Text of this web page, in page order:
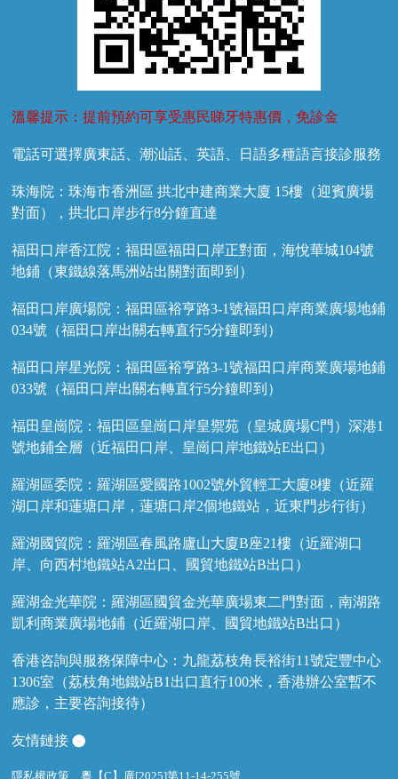
溫馨提示：提前預約可享受惠民睇牙特惠價，免診金
電話可選擇廣東話、潮汕話、英語、日語多種語言接診服務
珠海院：珠海市香洲區 拱北中建商業大廈 15樓（迎賓廣場
對面），拱北口岸步行8分鐘直達
福田口岸香江院：福田區福田口岸正對面，海悅華城104號
地鋪（東鐵線落馬洲站出關對面即到）
福田口岸廣場院：福田區裕亨路3-1號福田口岸商業廣場地鋪
034號（福田口岸出關右轉直行5分鐘即到）
福田口岸星光院：福田區裕亨路3-1號福田口岸商業廣場地鋪
033號（福田口岸出關右轉直行5分鐘即到）
福田皇崗院：福田區皇崗口岸皇禦苑（皇城廣場C門）深港1
號地鋪全層（近福田口岸、皇崗口岸地鐵站E出口）
羅湖區委院：羅湖區愛國路1002號外貿輕工大廈8樓（近羅
湖口岸和蓮塘口岸，蓮塘口岸2個地鐵站，近東門步行街）
羅湖國貿院：羅湖區春風路廬山大廈B座21樓（近羅湖口
岸、向西村地鐵站A2出口、國貿地鐵站B出口）
羅湖金光華院：羅湖區國貿金光華廣場東二門對面，南湖路
凱利商業廣場地鋪（近羅湖口岸、國貿地鐵站B出口）
香港咨詢與服務保障中心：九龍荔枝角長裕街11號定豐中心
1306室（荔枝角地鐵站B1出口直行100米，香港辦公室暫不
應診，主要咨詢接待）
友情鏈接
隱私權政策 粵【C】廣[2025]第11-14-255號